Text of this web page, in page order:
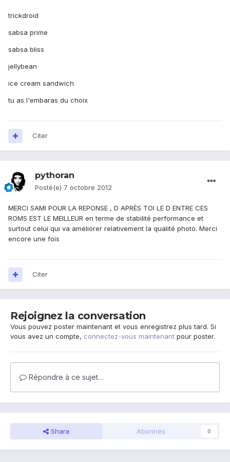
trickdroid
sabsa prime
sabsa bliss
jellybean
ice cream sandwich
tu as l'embaras du choix
Citer
pythoran
Posté(e) 7 octobre 2012
MERCI SAMI POUR LA REPONSE , D APRÈS TOI LE D ENTRE CES
ROMS EST LE MEILLEUR en terme de stabilité performance et
surtout celui qui va améliorer relativement la qualité photo. Merci
encore une fois
Citer
Rejoignez la conversation
Vous pouvez poster maintenant et vous enregistrez plus tard. Si
vous avez un compte, connectez-vous maintenant pour poster.
Répondre à ce sujet…
Share Abonnés 0